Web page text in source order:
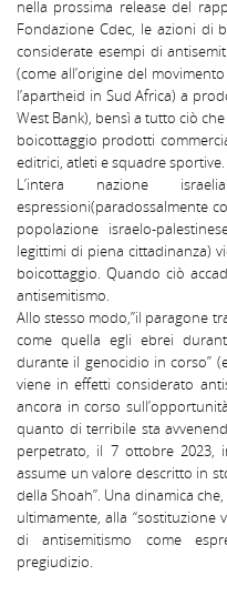
nella prossima release del
Fondazione Cdec, le azioni di
considerate esempi di
(come all’origine del
l’apartheid in Sud Africa) a
West Bank), bensì a tutto ciò
boicottaggio prodotti
editrici, atleti e squadre sportive.
L’intera nazione
espressioni(paradossalmente
popolazione israelo-
legittimi di piena cittadinanza)
boicottaggio. Quando ciò
antisemitismo.
Allo stesso modo,”il paragone
come quella egli ebrei
durante il genocidio in corso”
viene in effetti considerato
ancora in corso
quanto di terribile sta
perpetrato, il 7 ottobre 2023,
assume un valore descritto in
della Shoah”. Una dinamica
ultimamente, alla “sostituzione
di antisemitismo come
pregiudizio.